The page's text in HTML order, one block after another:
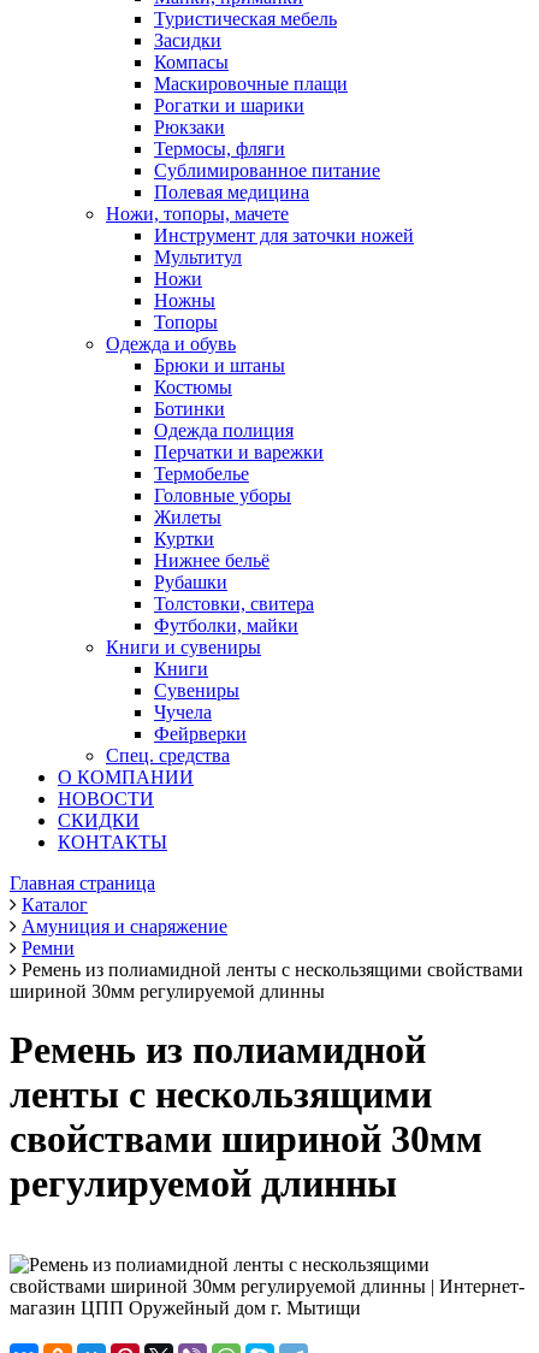
Туристическая мебель
Засидки
Компасы
Маскировочные плащи
Рогатки и шарики
Рюкзаки
Термосы, фляги
Сублимированное питание
Полевая медицина
Ножи, топоры, мачете
Инструмент для заточки ножей
Мультитул
Ножи
Ножны
Топоры
Одежда и обувь
Брюки и штаны
Костюмы
Ботинки
Одежда полиция
Перчатки и варежки
Термобелье
Головные уборы
Жилеты
Куртки
Нижнее бельё
Рубашки
Толстовки, свитера
Футболки, майки
Книги и сувениры
Книги
Сувениры
Чучела
Фейрверки
Спец. средства
О КОМПАНИИ
НОВОСТИ
СКИДКИ
КОНТАКТЫ
Главная страница
Каталог
Амуниция и снаряжение
Ремни
Ремень из полиамидной ленты с нескользящими свойствами
шириной 30мм регулируемой длинны
Ремень из полиамидной
ленты с нескользящими
свойствами шириной 30мм
регулируемой длинны